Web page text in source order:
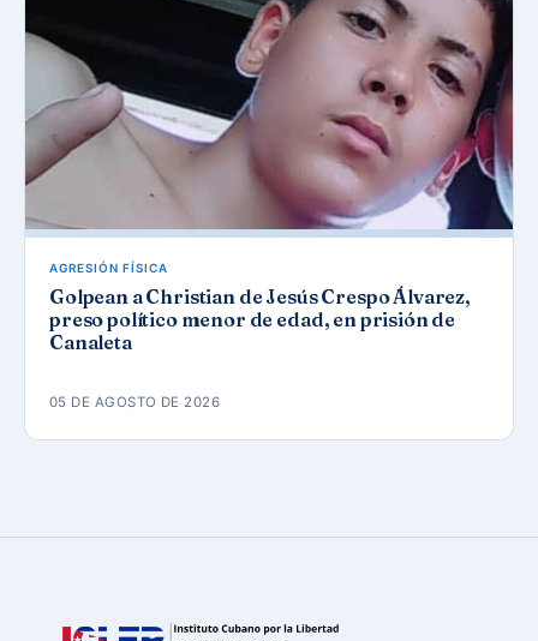
AGRESIÓN FÍSICA
Golpean a Christian de Jesús Crespo Álvarez,
preso político menor de edad, en prisión de
Canaleta
05 DE AGOSTO DE 2026